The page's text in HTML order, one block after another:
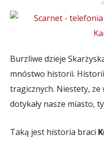
Burzliwe dzieje
mnóstwo historii.
tragicznych. Niestety,
dotykały nasze miasto,
Taką jest historia braci